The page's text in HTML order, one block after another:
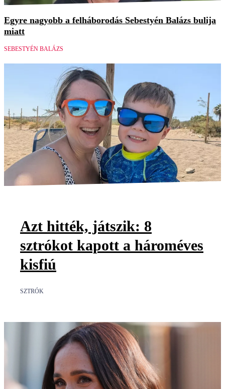
Egyre nagyobb a felháborodás Sebestyén Balázs bulija
miatt
SEBESTYÉN BALÁZS
Azt hitték, játszik: 8
sztrókot kapott a hároméves
kisfiú
SZTRÓK